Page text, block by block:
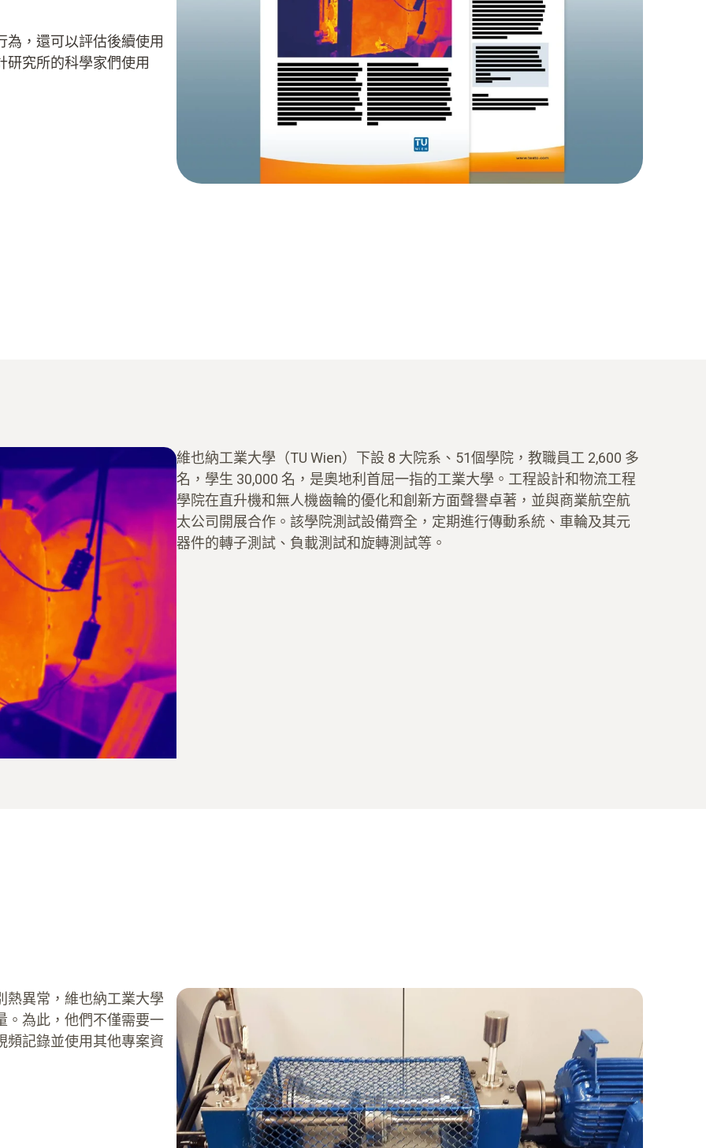
，還可以評估後續使用
研究所的科學家們使用
維也納工業大學（TU Wien）下設 8 大院系、51個學院，教職員工 2,600 多
名，學生 30,000 名，是奧地利首屈一指的工業大學。工程設計和物流工程
學院在直升機和無人機齒輪的優化和創新方面聲譽卓著，並與商業航空航
太公司開展合作。該學院測試設備齊全，定期進行傳動系統、車輪及其元
器件的轉子測試、負載測試和旋轉測試等。
熱異常，維也納工業大學
。為此，他們不僅需要一
頻記錄並使用其他專案資